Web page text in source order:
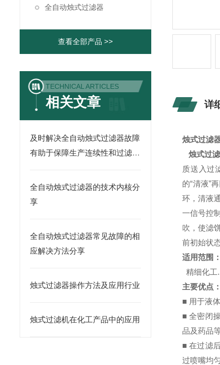
全自动烛式过滤器
查看全部产品 >>
TECHNICAL ARTICLES
相关文章
及时解决全自动烛式过滤器故障
有助于保障生产连续性和过滤质
全自动烛式过滤器的技术内核分
享
全自动烛式过滤器常见故障的相
应解决方法分享
烛式过滤器操作方法及应用行业
烛式过滤机在化工产品中的应用
详
烛式过滤
烛式过
质送入过
的“清液”
环，清液
一信号控
吹，使滤
前初始状
适用范围
精细化工
主要优点
■ 用于液
■ 全密闭
品及药品
■ 在过滤
过喷嘴均